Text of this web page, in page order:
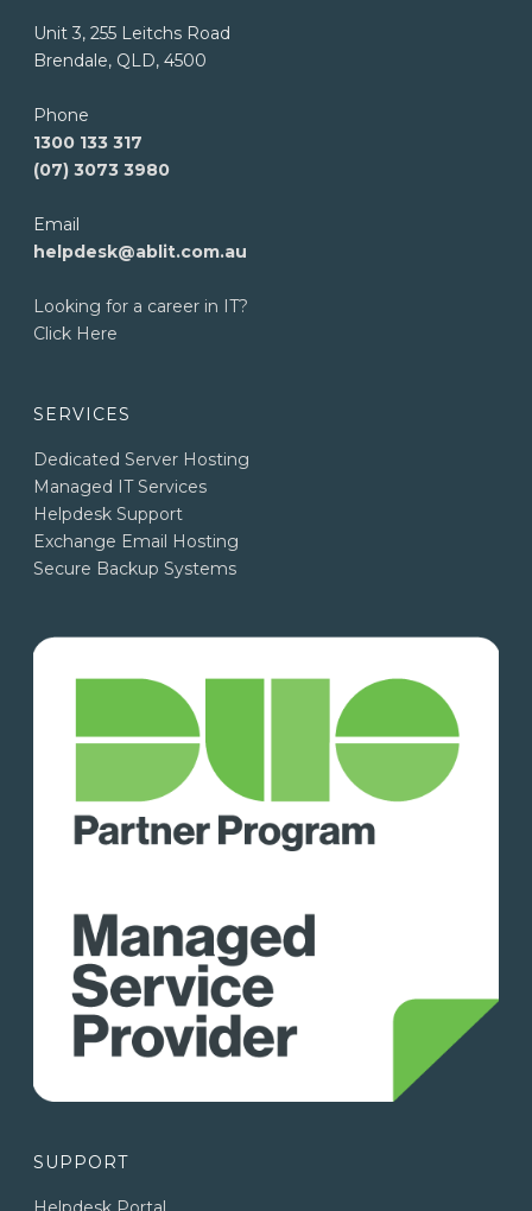
Unit 3, 255 Leitchs Road
Brendale, QLD, 4500
Phone
1300 133 317
(07) 3073 3980
Email
helpdesk@ablit.com.au
Looking for a career in IT?
Click Here
SERVICES
Dedicated Server Hosting
Managed IT Services
Helpdesk Support
Exchange Email Hosting
Secure Backup Systems
SUPPORT